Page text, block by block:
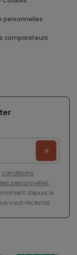
personnelles
comparateurs
conditions
personnelles .
depuis le
vous recevrez.